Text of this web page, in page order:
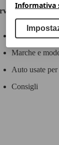
Contatti
Marche e
Auto usate
Consigli
Informativa